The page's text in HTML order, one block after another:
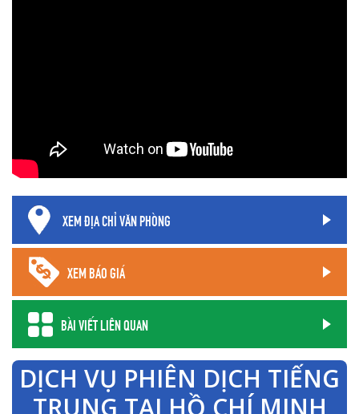
XEM ĐỊA CHỈ VĂN PHÒNG
XEM BÁO GIÁ
BÀI VIẾT LIÊN QUAN
DỊCH VỤ PHIÊN DỊCH TIẾNG
TRUNG TẠI HỒ CHÍ MINH